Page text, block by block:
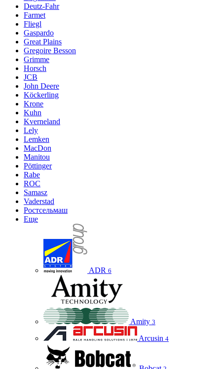
Deutz-Fahr
Farmet
Fliegl
Gaspardo
Great Plains
Gregoire Besson
Grimme
Horsch
JCB
John Deere
Köckerling
Krone
Kuhn
Kverneland
Lely
Lemken
MacDon
Manitou
Pöttinger
Rabe
ROC
Samasz
Vaderstad
Ростсельмаш
Еще
ADR 6
Amity 3
Arcusin 4